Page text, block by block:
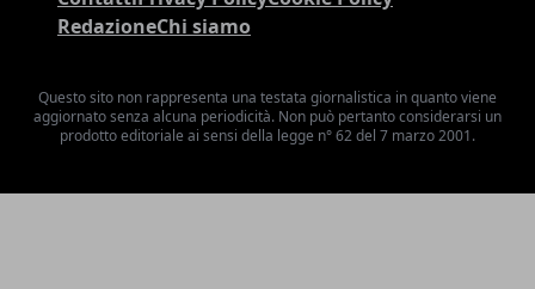
RedazioneChi siamo
Questo sito non rappresenta una testata giornalistica in quanto viene
aggiornato senza alcuna periodicità. Non può pertanto considerarsi un
prodotto editoriale ai sensi della legge n° 62 del 7 marzo 2001.